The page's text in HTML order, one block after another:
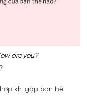
are you?
khi gặp bạn bè